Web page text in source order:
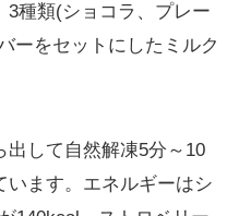
3種類(ショコラ、プレー
ーをセットにしたミルク
して自然解凍5分～10
ます。エネルギーはシ